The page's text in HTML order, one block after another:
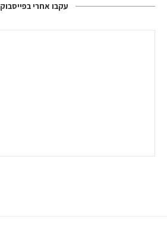
עקבו אחרי בפייסבוק